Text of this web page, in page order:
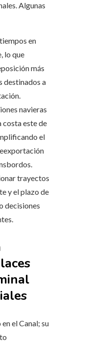
Algunas
en
lo que
más
destinados a
navieras
costa este de
el
trayectos
y el plazo de
decisiones
el Canal; su